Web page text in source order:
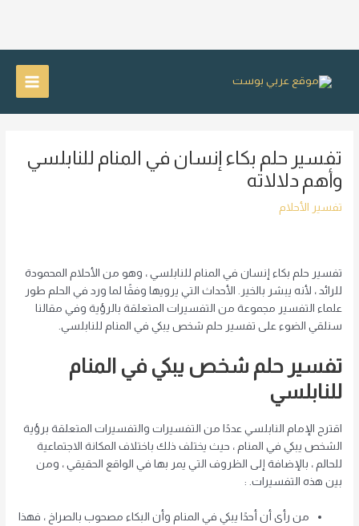
Main
تفسير حلم بكاء إنسان في المنام للنابلسي
وأهم دلالاته
تفسير الأحلام
تفسير حلم بكاء إنسان في المنام للنابلسي ، وهو من الأحلام المحمودة
للرائد ، لأنه يبشر بالخير. الأحداث التي يرويها وفقًا لما ورد في الحلم طور
علماء التفسير مجموعة من التفسيرات المتعلقة بالرؤية وفي مقالنا
سنلقي الضوء على تفسير حلم شخص يبكي في المنام للنابلسي.
تفسير حلم شخص يبكي في المنام
للنابلسي
اقترح الإمام النابلسي عددًا من التفسيرات والتفسيرات المتعلقة برؤية
الشخص يبكي في المنام ، حيث يختلف ذلك باختلاف المكانة الاجتماعية
للحالم ، بالإضافة إلى الظروف التي يمر بها في الواقع الحقيقي ، ومن
بين هذه التفسيرات. :
من رأى أن أحدًا يبكي في المنام وأن البكاء مصحوب بالصراخ ، فهذا